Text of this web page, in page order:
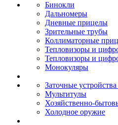
Бинокли
Дальномеры
Дневные прицелы
Зрительные трубы
Коллиматорные
Тепловизоры и
Тепловизоры и
Монокуляры
Заточные
Мультитулы
Хозяйственно-
Холодное оружие